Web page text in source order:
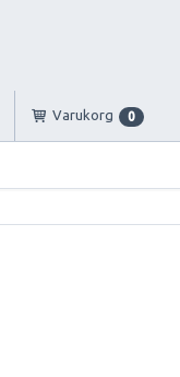
Varukorg 0